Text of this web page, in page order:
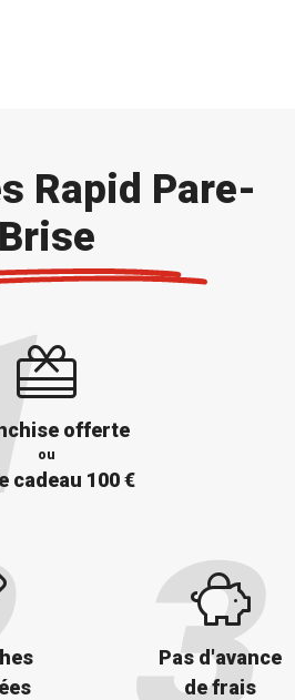
Rapid Pare-
Brise
offerte
ou
cadeau 100 €
Pas d'avance
de frais